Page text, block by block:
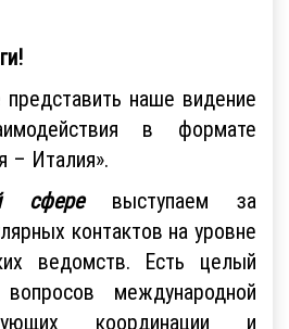
наше видение
в формате
– Италия».
сфере выступаем за
контактов на уровне
ведомств. Есть целый
международной
координации и